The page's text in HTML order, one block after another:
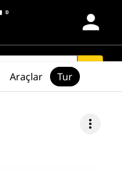
person
more_vert
Araçlar Tur